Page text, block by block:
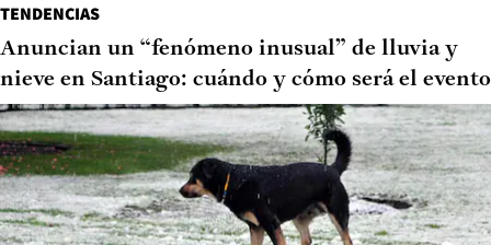
TENDENCIAS
Anuncian un “fenómeno inusual” de lluvia y
nieve en Santiago: cuándo y cómo será el evento